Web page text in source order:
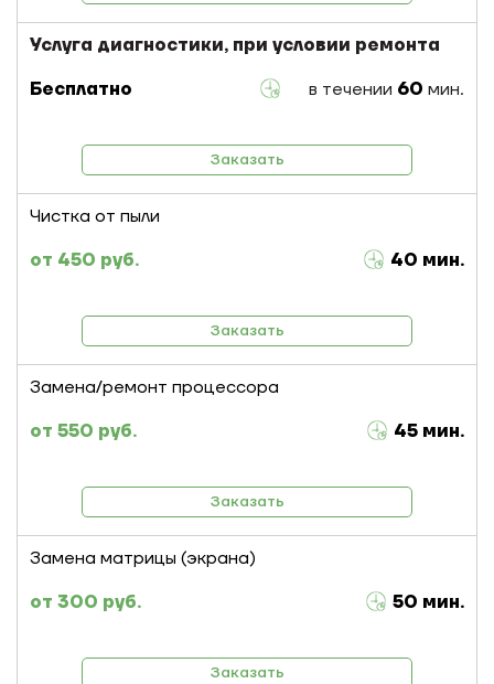
Услуга диагностики, при условии ремонта
Бесплатно
в течении 60 мин.
Заказать
Чистка от пыли
450 руб.
40 мин.
Заказать
Замена/ремонт процессора
550 руб.
45 мин.
Заказать
Замена матрицы (экрана)
300 руб.
50 мин.
Заказать